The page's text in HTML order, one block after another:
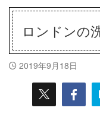
ロンドンの
2019年9月18日